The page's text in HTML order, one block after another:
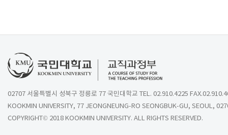
02707 서울특별시 성북구 정릉로 77 국민대학교 TEL. 02.910.4225
KOOKMIN UNIVERSITY, 77 JEONGNEUNG-RO SEONGBUK-GU, SEOUL,
COPYRIGHT© 2018 KOOKMIN UNIVERSITY. ALL RIGHTS RESERVED.